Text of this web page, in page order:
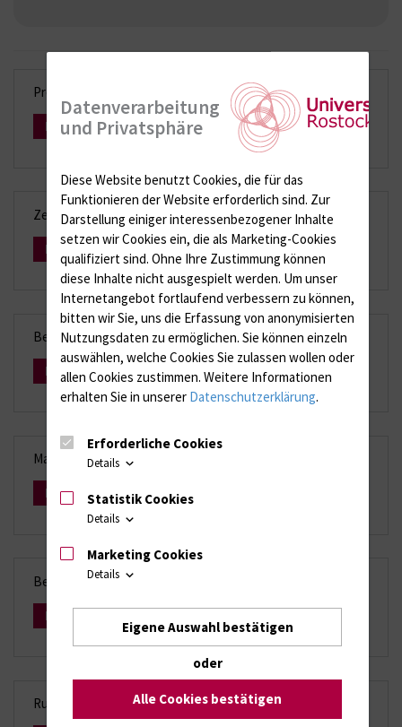
Probentransport und Probenlagerung
Mehr Infos
Zeitliches Bearbeitungsschema
Mehr Infos
Befundauskunft
Mehr Infos
Materialtransportgefäße
Mehr Infos
Bearbeitungszeiten
Mehr Infos
Rufbereitschaft/Notfalldiagnostik
Datenverarbeitung
und Privatsphäre
Diese Website benutzt Cookies, die für das
Funktionieren der Website erforderlich sind. Zur
Darstellung einiger interessenbezogener Inhalte
setzen wir Cookies ein, die als Marketing-Cookies
qualifiziert sind. Ohne Ihre Zustimmung können
diese Inhalte nicht ausgespielt werden. Um unser
Internetangebot fortlaufend verbessern zu können,
bitten wir Sie, uns die Erfassung von anonymisierten
Nutzungsdaten zu ermöglichen. Sie können einzeln
auswählen, welche Cookies Sie zulassen wollen oder
allen Cookies zustimmen. Weitere Informationen
erhalten Sie in unserer Datenschutzerklärung.
Erforderliche Cookies
Details
Statistik Cookies
Details
Marketing Cookies
Details
Eigene Auswahl bestätigen
oder
Alle Cookies bestätigen